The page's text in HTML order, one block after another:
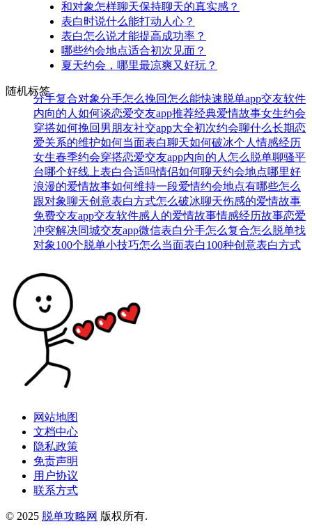
和对象怎样聊天保持聊天的真实感？
表白时说什么能打动人心？
表白怎么说才能提高成功率？
哪些约会地点适合初次见面？
夏天约会，哪里最凉爽又好玩？
随机标签
分手复合对象分手怎么挽回怎么能快速脱单app交友软件
内向的人如何谈恋爱交友app推荐经典爱情故事女生约会
穿搭如何挽回男朋友社交app大全初次约会聊什么长期恋
爱关系的维护如何当面表白聊天如何破冰个人情感经历
女生春季约会穿搭恋爱交友app内向的人怎么脱单聊骚平
台哪个好线上表白合适吗情侣如何聊天约会地点哪里好
浪漫的爱情故事如何维持一段爱情约会地点有哪些怎么
跟对象聊天创意表白方式怎么破冰聊天伤感的爱情故事
免费交友app交友软件感人的爱情故事情感经历故事恋爱
冲突解决同城交友app微信表白分手怎么复合怎么脱单找
对象100个脱单小技巧怎么当面表白100种创意表白方式
网站地图
文档中心
隐私政策
免责声明
用户协议
联系方式
© 2025 脱单攻略网 版权所有.